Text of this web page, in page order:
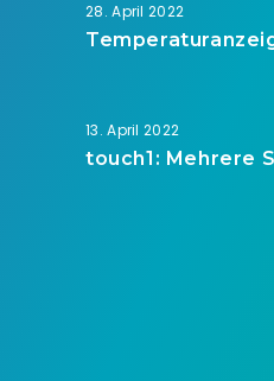
28. April 2022
13. April 2022
touch1: Mehrere